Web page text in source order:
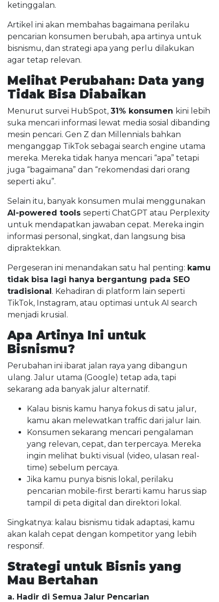
ketinggalan.
Artikel ini akan membahas bagaimana perilaku
pencarian konsumen berubah, apa artinya untuk
bisnismu, dan strategi apa yang perlu dilakukan
agar tetap relevan.
Melihat Perubahan: Data yang
Tidak Bisa Diabaikan
Menurut survei HubSpot, 31% konsumen kini lebih
suka mencari informasi lewat media sosial dibanding
mesin pencari. Gen Z dan Millennials bahkan
menganggap TikTok sebagai search engine utama
mereka. Mereka tidak hanya mencari “apa” tetapi
juga “bagaimana” dan “rekomendasi dari orang
seperti aku”.
Selain itu, banyak konsumen mulai menggunakan
AI-powered tools seperti ChatGPT atau Perplexity
untuk mendapatkan jawaban cepat. Mereka ingin
informasi personal, singkat, dan langsung bisa
dipraktekkan.
Pergeseran ini menandakan satu hal penting: kamu
tidak bisa lagi hanya bergantung pada SEO
tradisional. Kehadiran di platform lain seperti
TikTok, Instagram, atau optimasi untuk AI search
menjadi krusial.
Apa Artinya Ini untuk
Bisnismu?
Perubahan ini ibarat jalan raya yang dibangun
ulang. Jalur utama (Google) tetap ada, tapi
sekarang ada banyak jalur alternatif.
Kalau bisnis kamu hanya fokus di satu jalur,
kamu akan melewatkan traffic dari jalur lain.
Konsumen sekarang mencari pengalaman
yang relevan, cepat, dan terpercaya. Mereka
ingin melihat bukti visual (video, ulasan real-
time) sebelum percaya.
Jika kamu punya bisnis lokal, perilaku
pencarian mobile-first berarti kamu harus siap
tampil di peta digital dan direktori lokal.
Singkatnya: kalau bisnismu tidak adaptasi, kamu
akan kalah cepat dengan kompetitor yang lebih
responsif.
Strategi untuk Bisnis yang
Mau Bertahan
a. Hadir di Semua Jalur Pencarian